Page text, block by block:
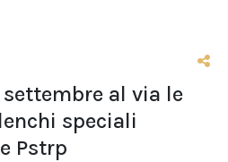
al via le
speciali
Pstrp